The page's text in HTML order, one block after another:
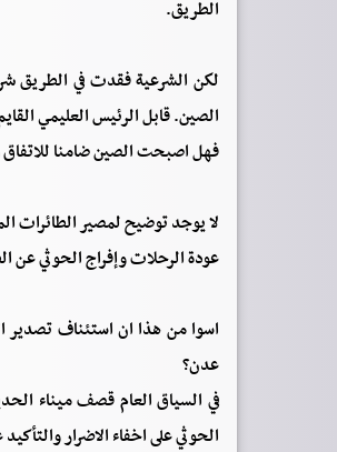
الطريق.
لكن الشرعية فقدت في الطريق
الصين. قابل الرئيس العليمي
فهل اصبحت الصين ضامنا للاتفاق
لا يوجد توضيح لمصير الطائرات
عودة الرحلات وإفراج الحوثي
اسوا من هذا ان استئناف
عدن؟
في السياق العام قصف ميناء
الحوثي على اخفاء الاضرار